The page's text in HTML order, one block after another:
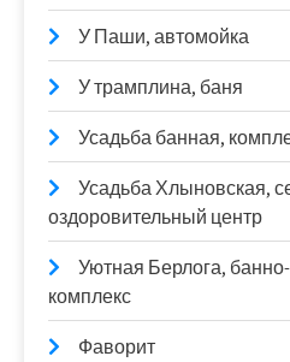
У Паши, автомойка
У трамплина, баня
Усадьба банная,
Усадьба Хлыновская,
оздоровительный центр
Уютная Берлога,
комплекс
Фаворит